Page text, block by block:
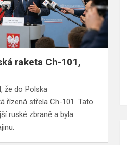
raketa Ch-101,
že do Polska
řízená střela Ch-101. Tato
ruské zbraně a byla